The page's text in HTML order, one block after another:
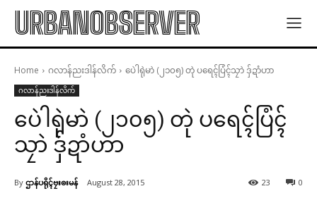
URBANOBSERVER
Home ဂလာန်ညးဒါန်လိက် ပေဲါရုဲမာဲ (၂၁၀၅) တုဲ ပရေၚ်ပြံၚ်သၠာဲ ဒှ်ဍာံဟာ
ဂလာန်ညးဒါန်လိက်
ပေဲါရုဲမာဲ (၂၁၀၅) တုဲ ပရေၚ်ပြံၚ်
သၠာဲ ဒှ်ဍာံဟာ
By ဌာန်ပရိုၚ်ဗၠးၜးမန် August 28, 2015 0
23